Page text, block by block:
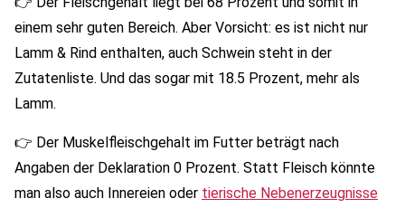
einem sehr guten Bereich. Aber Vorsicht: es ist nicht nur
Lamm & Rind enthalten, auch Schwein steht in der
Zutatenliste. Und das sogar mit 18.5 Prozent, mehr als
Lamm.
👉 Der Muskelfleischgehalt im Futter beträgt nach
Angaben der Deklaration 0 Prozent. Statt Fleisch könnte
man also auch Innereien oder tierische Nebenerzeugnisse